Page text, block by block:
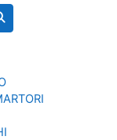
disciplinas